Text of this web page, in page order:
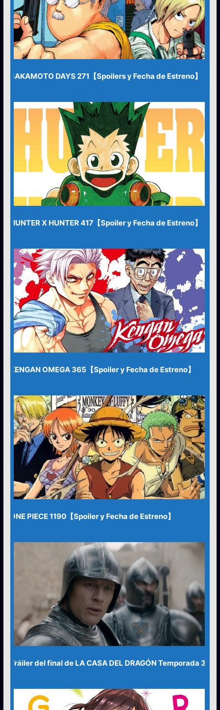
SAKAMOTO DAYS 271【Spoilers y Fecha de Estreno】
HUNTER X HUNTER 417【Spoiler y Fecha de Estreno】
KENGAN OMEGA 365【Spoiler y Fecha de Estreno】
ONE PIECE 1190【Spoiler y Fecha de Estreno】
Tráiler del final de LA CASA DEL DRAGÓN Temporada 3